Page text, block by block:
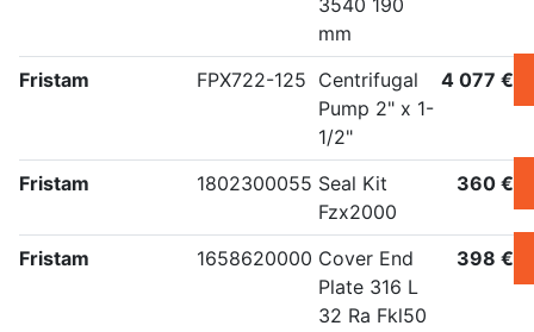
3540 190
mm
Fristam FPX722-125 Centrifugal
Pump 2" x 1-
1/2"
4 077 €
Fristam 1802300055 Seal Kit
Fzx2000
360 €
Fristam 1658620000 Cover End
Plate 316 L
32 Ra Fkl50
398 €